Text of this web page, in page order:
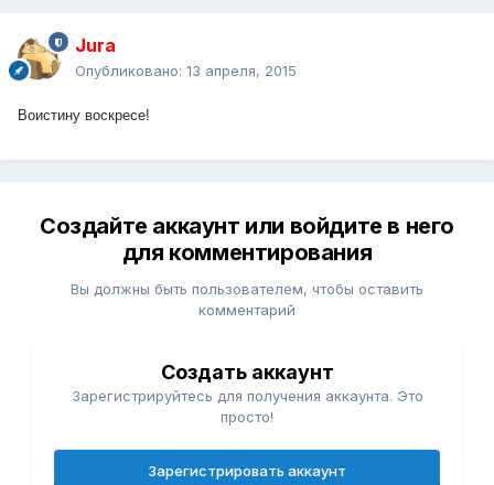
Jura
Опубликовано: 13 апреля, 2015
Воистину воскресе!
Создайте аккаунт или войдите в него
для комментирования
Вы должны быть пользователем, чтобы оставить
комментарий
Создать аккаунт
Зарегистрируйтесь для получения аккаунта. Это
просто!
Зарегистрировать аккаунт